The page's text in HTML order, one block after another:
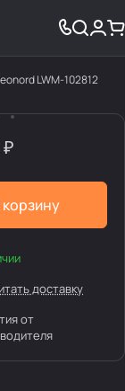
LWM-102812
корзину
доставку
от